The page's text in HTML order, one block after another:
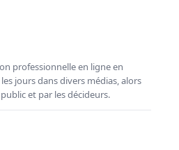
professionnelle en ligne en
jours dans divers médias, alors
et par les décideurs.